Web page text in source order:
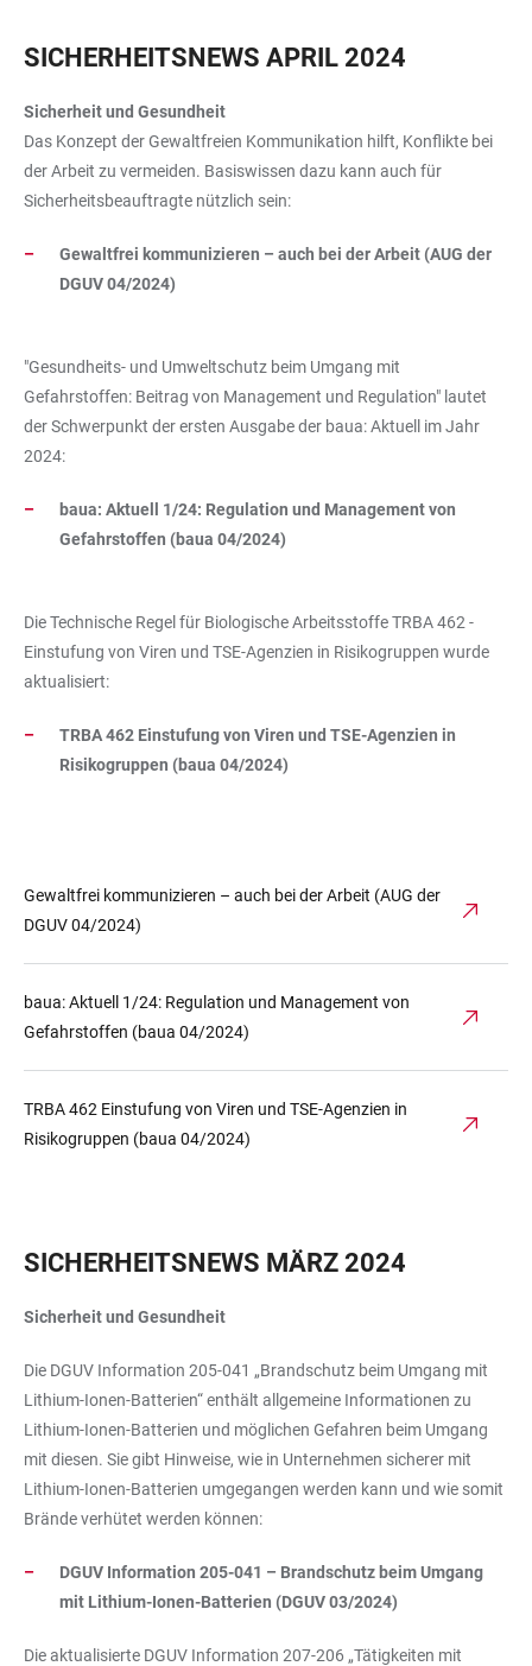
SICHERHEITSNEWS APRIL 2024
Sicherheit und Gesundheit
Das Konzept der Gewaltfreien Kommunikation hilft, Konflikte bei
der Arbeit zu vermeiden. Basiswissen dazu kann auch für
Sicherheitsbeauftragte nützlich sein:
Gewaltfrei kommunizieren – auch bei der Arbeit (AUG der
DGUV 04/2024)
"Gesundheits- und Umweltschutz beim Umgang mit
Gefahrstoffen: Beitrag von Management und Regulation" lautet
der Schwerpunkt der ersten Ausgabe der baua: Aktuell im Jahr
2024:
baua: Aktuell 1/24: Regulation und Management von
Gefahrstoffen (baua 04/2024)
Die Technische Regel für Biologische Arbeitsstoffe TRBA 462 -
Einstufung von Viren und TSE-Agenzien in Risikogruppen wurde
aktualisiert:
TRBA 462 Einstufung von Viren und TSE-Agenzien in
Risikogruppen (baua 04/2024)
Gewaltfrei kommunizieren – auch bei der Arbeit (AUG der
DGUV 04/2024)
baua: Aktuell 1/24: Regulation und Management von
Gefahrstoffen (baua 04/2024)
TRBA 462 Einstufung von Viren und TSE-Agenzien in
Risikogruppen (baua 04/2024)
SICHERHEITSNEWS MÄRZ 2024
Sicherheit und Gesundheit
Die DGUV Information 205-041 „Brandschutz beim Umgang mit
Lithium-Ionen-Batterien“ enthält allgemeine Informationen zu
Lithium-Ionen-Batterien und möglichen Gefahren beim Umgang
mit diesen. Sie gibt Hinweise, wie in Unternehmen sicherer mit
Lithium-Ionen-Batterien umgegangen werden kann und wie somit
Brände verhütet werden können:
DGUV Information 205-041 – Brandschutz beim Umgang
mit Lithium-Ionen-Batterien (DGUV 03/2024)
Die aktualisierte DGUV Information 207-206 „Tätigkeiten mit